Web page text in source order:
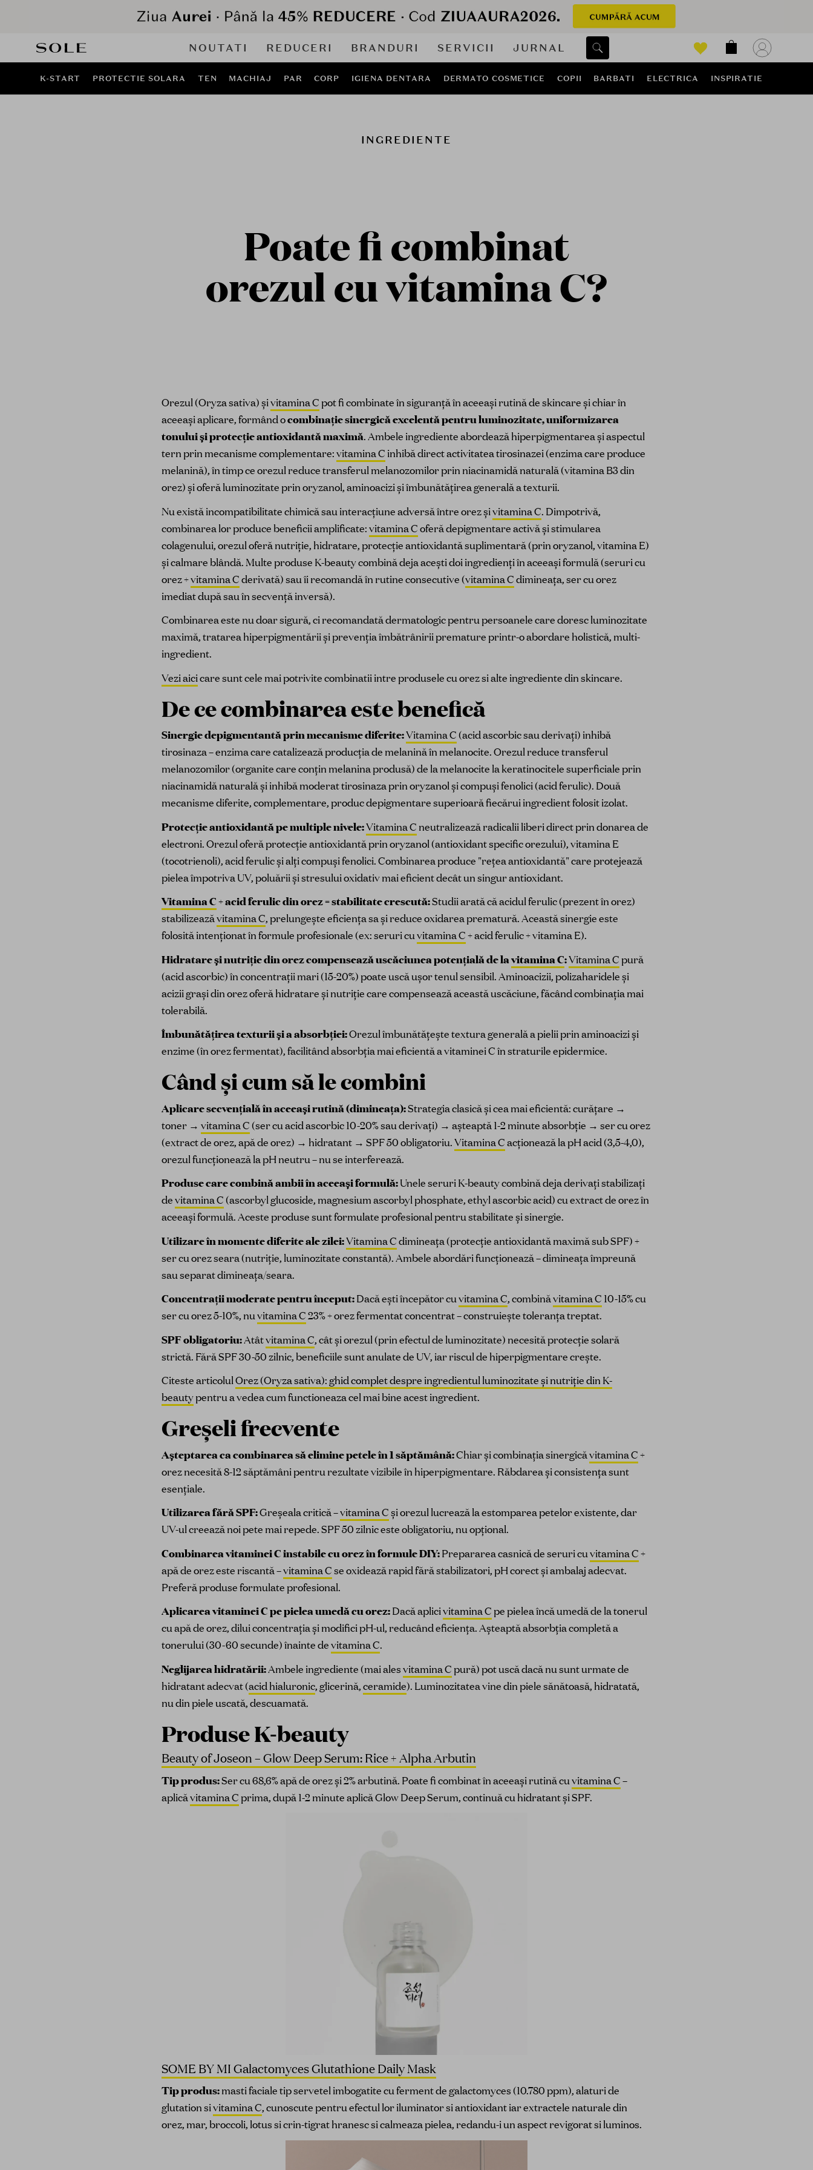
NOUTATI REDUCERI BRANDURI SERVICII JURNAL
K-START PROTECTIE SOLARA TEN MACHIAJ PAR CORP IGIENA DENTARA DERMATO COSMETICE COPII BARBATI ELECTRICA INSPIRATIE
INGREDIENTE
Poate fi combinat
orezul cu vitamina C?
Orezul (Oryza sativa) șivitamina C pot fi combinate în siguranță în aceeași rutină de skincare și chiar în
aceeași aplicare, formând ocombinație sinergică excelentă pentru luminozitate, uniformizarea
tonului și protecție antioxidantă maximă. Ambele ingrediente abordează hiperpigmentarea și aspectul
tern prin mecanisme complementare:vitamina C inhibă direct activitatea tirosinazei (enzima care produce
melanină), în timp ce orezul reduce transferul melanozomilor prin niacinamidă naturală (vitamina B3 din
orez) și oferă luminozitate prin oryzanol, aminoacizi și îmbunătățirea generală a texturii.
Nu există incompatibilitate chimică sau interacțiune adversă între orez șivitamina C. Dimpotrivă,
combinarea lor produce beneficii amplificate:vitamina Coferă depigmentare activă și stimularea
colagenului, orezul oferă nutriție, hidratare, protecție antioxidantă suplimentară (prin oryzanol, vitamina E)
și calmare blândă. Multe produse K-beauty combină deja acești doi ingredienți în aceeași formulă (seruri cu
orez +vitamina Cderivată) sau îi recomandă în rutine consecutive (vitamina Cdimineața, ser cu orez
imediat după sau în secvență inversă).
Combinarea este nu doar sigură, ci recomandată dermatologic pentru persoanele care doresc luminozitate
maximă, tratarea hiperpigmentării și prevenția îmbătrânirii premature printr-o abordare holistică, multi-
ingredient.
Vezi aicicare sunt cele mai potrivite combinatii intre produsele cu orez si alte ingrediente din skincare.
De ce combinarea este benefică
Sinergie depigmentantă prin mecanisme diferite:Vitamina C(acid ascorbic sau derivați) inhibă
tirosinaza – enzima care catalizează producția de melanină în melanocite. Orezul reduce transferul
melanozomilor (organite care conțin melanina produsă) de la melanocite la keratinocitele superficiale prin
niacinamidă naturală și inhibă moderat tirosinaza prin oryzanol și compuși fenolici (acid ferulic). Două
mecanisme diferite, complementare, produc depigmentare superioară fiecărui ingredient folosit izolat.
Protecție antioxidantă pe multiple nivele:Vitamina C neutralizează radicalii liberi direct prin donarea de
electroni. Orezul oferă protecție antioxidantă prin oryzanol (antioxidant specific orezului), vitamina E
(tocotrienoli), acid ferulic și alți compuși fenolici. Combinarea produce "rețea antioxidantă" care protejează
pielea împotriva UV, poluării și stresului oxidativ mai eficient decât un singur antioxidant.
Vitamina C+ acid ferulic din orez = stabilitate crescută:Studii arată că acidul ferulic (prezent în orez)
stabilizeazăvitamina C, prelungește eficiența sa și reduce oxidarea prematură. Această sinergie este
folosită intenționat în formule profesionale (ex: seruri cuvitamina C+ acid ferulic + vitamina E).
Hidratare și nutriție din orez compensează uscăciunea potențială de lavitamina C:Vitamina C pură
(acid ascorbic) în concentrații mari (15-20%) poate uscă ușor tenul sensibil. Aminoacizii, polizaharidele și
acizii grași din orez oferă hidratare și nutriție care compensează această uscăciune, făcând combinația mai
tolerabilă.
Îmbunătățirea texturii și a absorbției:Orezul îmbunătățește textura generală a pielii prin aminoacizi și
enzime (în orez fermentat), facilitând absorbția mai eficientă a vitaminei C în straturile epidermice.
Când și cum să le combini
Aplicare secvențială în aceeași rutină (dimineața):Strategia clasică și cea mai eficientă: curățare →
toner → vitamina C(ser cu acid ascorbic 10-20% sau derivați) → așteaptă 1-2 minute absorbție → ser cu orez
(extract de orez, apă de orez) → hidratant → SPF 50 obligatoriu.Vitamina Cacționează la pH acid (3,5-4,0),
orezul funcționează la pH neutru – nu se interferează.
Produse care combină ambii în aceeași formulă:Unele seruri K-beauty combină deja derivați stabilizați
devitamina C(ascorbyl glucoside, magnesium ascorbyl phosphate, ethyl ascorbic acid) cu extract de orez în
aceeași formulă. Aceste produse sunt formulate profesional pentru stabilitate și sinergie.
Utilizare în momente diferite ale zilei:Vitamina Cdimineața (protecție antioxidantă maximă sub SPF) +
ser cu orez seara (nutriție, luminozitate constantă). Ambele abordări funcționează – dimineața împreună
sau separat dimineața/seara.
Concentrații moderate pentru început:Dacă ești începător cuvitamina C, combinăvitamina C 10-15% cu
ser cu orez 5-10%, nuvitamina C23% + orez fermentat concentrat – construiește toleranța treptat.
SPF obligatoriu:Atâtvitamina C, cât și orezul (prin efectul de luminozitate) necesită protecție solară
strictă. Fără SPF 30-50 zilnic, beneficiile sunt anulate de UV, iar riscul de hiperpigmentare crește.
Citeste articolulOrez (Oryza sativa): ghid complet despre ingredientul luminozitate și nutriție din K-
beautypentru a vedea cum functioneaza cel mai bine acest ingredient.
Greșeli frecvente
Așteptarea ca combinarea să elimine petele în 1 săptămână:Chiar și combinația sinergicăvitamina C+
orez necesită 8-12 săptămâni pentru rezultate vizibile în hiperpigmentare. Răbdarea și consistența sunt
esențiale.
Utilizarea fără SPF:Greșeala critică –vitamina Cși orezul lucrează la estomparea petelor existente, dar
UV-ul creează noi pete mai repede. SPF 50 zilnic este obligatoriu, nu opțional.
Combinarea vitaminei C instabile cu orez în formule DIY:Prepararea casnică de seruri cuvitamina C+
apă de orez este riscantă –vitamina Cse oxidează rapid fără stabilizatori, pH corect și ambalaj adecvat.
Preferă produse formulate profesional.
Aplicarea vitaminei C pe pielea umedă cu orez:Dacă aplicivitamina C pe pielea încă umedă de la tonerul
cu apă de orez, dilui concentrația și modifici pH-ul, reducând eficiența. Așteaptă absorbția completă a
tonerului (30-60 secunde) înainte devitamina C.
Neglijarea hidratării:Ambele ingrediente (mai alesvitamina C pură) pot uscă dacă nu sunt urmate de
hidratant adecvat (acid hialuronic, glicerină,ceramide). Luminozitatea vine din piele sănătoasă, hidratată,
nu din piele uscată, descuamată.
Produse K-beauty
Beauty of Joseon – Glow Deep Serum: Rice + Alpha Arbutin
Tip produs:Ser cu 68,6% apă de orez și 2% arbutină. Poate fi combinat în aceeași rutină cuvitamina C–
aplicăvitamina C prima, după 1-2 minute aplică Glow Deep Serum, continuă cu hidratant și SPF.
SOME BY MI Galactomyces Glutathione Daily Mask
Tip produs:masti faciale tip servetel imbogatite cu ferment de galactomyces (10.780 ppm), alaturi de
glutation sivitamina C, cunoscute pentru efectul lor iluminator si antioxidant iar extractele naturale din
orez, mar, broccoli, lotus si crin-tigrat hranesc si calmeaza pielea, redandu-i un aspect revigorat si luminos.